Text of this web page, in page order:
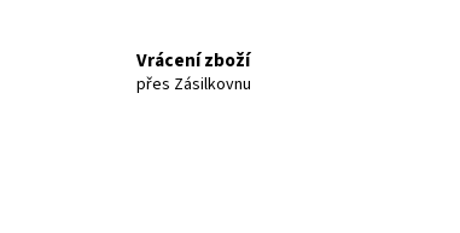
Vrácení zboží
přes Zásilkovnu